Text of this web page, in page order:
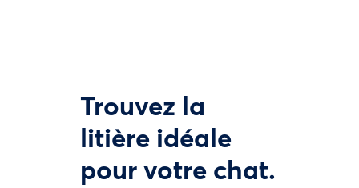
Trouvez la
litière idéale
pour votre chat.